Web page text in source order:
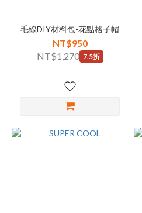
毛線DIY材料包-花點格子帽
NT$950
NT$1,270 7.5折